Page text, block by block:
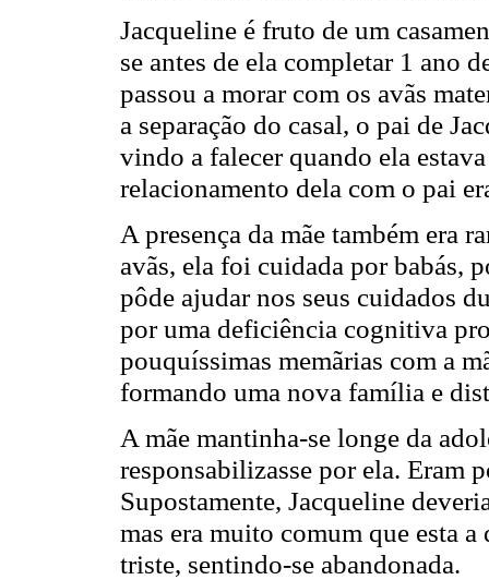
Jacqueline é fruto de um
se antes de ela completar 1 ano
passou a morar com os avãs
a separação do casal, o pai de
vindo a falecer quando ela
relacionamento dela com o pai
A presença da mãe também era
avãs, ela foi cuidada por babás,
pôde ajudar nos seus cuidados
por uma deficiência cognitiva
pouquíssimas memãrias com a
formando uma nova família e
A mãe mantinha-se longe da
responsabilizasse por ela. Eram
Supostamente, Jacqueline
mas era muito comum que esta
triste, sentindo-se abandonada.